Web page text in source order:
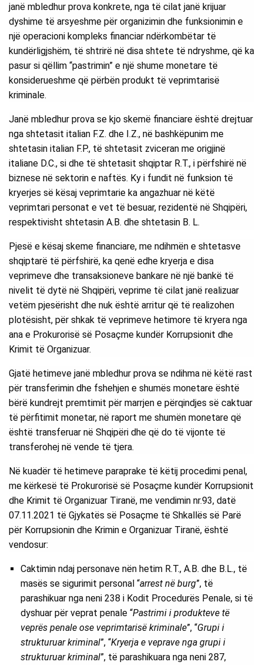
janë mbledhur prova konkrete, nga të cilat janë krijuar
dyshime të arsyeshme për organizimin dhe funksionimin e
një operacioni kompleks financiar ndërkombëtar të
kundërligjshëm, të shtrirë në disa shtete të ndryshme, që ka
pasur si qëllim “pastrimin” e një shume monetare të
konsiderueshme që përbën produkt të veprimtarisë
kriminale.
Janë mbledhur prova se kjo skemë financiare është drejtuar
nga shtetasit italian F.Z. dhe I.Z., në bashkëpunim me
shtetasin italian F.P., të shtetasit zviceran me origjinë
italiane D.C., si dhe të shtetasit shqiptar R.T., i përfshirë në
biznese në sektorin e naftës. Ky i fundit në funksion të
kryerjes së kësaj veprimtarie ka angazhuar në këtë
veprimtari personat e vet të besuar, rezidentë në Shqipëri,
respektivisht shtetasin A.B. dhe shtetasin B. L.
Pjesë e kësaj skeme financiare, me ndihmën e shtetasve
shqiptarë të përfshirë, ka qenë edhe kryerja e disa
veprimeve dhe transaksioneve bankare në një bankë të
nivelit të dytë në Shqipëri, veprime të cilat janë realizuar
vetëm pjesërisht dhe nuk është arritur që të realizohen
plotësisht, për shkak të veprimeve hetimore të kryera nga
ana e Prokurorisë së Posaçme kundër Korrupsionit dhe
Krimit të Organizuar.
Gjatë hetimeve janë mbledhur prova se ndihma në këtë rast
për transferimin dhe fshehjen e shumës monetare është
bërë kundrejt premtimit për marrjen e përqindjes së caktuar
të përfitimit monetar, në raport me shumën monetare që
është transferuar në Shqipëri dhe që do të vijonte të
transferohej në vende të tjera.
Në kuadër të hetimeve paraprake të këtij procedimi penal,
me kërkesë të Prokurorisë së Posaçme kundër Korrupsionit
dhe Krimit të Organizuar Tiranë, me vendimin nr.93, datë
07.11.2021 të Gjykatës së Posaçme të Shkallës së Parë
për Korrupsionin dhe Krimin e Organizuar Tiranë, është
vendosur:
Caktimin ndaj personave nën hetim R.T., A.B. dhe B.L., të
masës se sigurimit personal “arrest në burg”, të
parashikuar nga neni 238 i Kodit Procedurës Penale, si të
dyshuar për veprat penale “Pastrimi i produkteve të
veprës penale ose veprimtarisë kriminale”, “Grupi i
strukturuar kriminal”, “Kryerja e veprave nga grupi i
strukturuar kriminal”, të parashikuara nga neni 287,